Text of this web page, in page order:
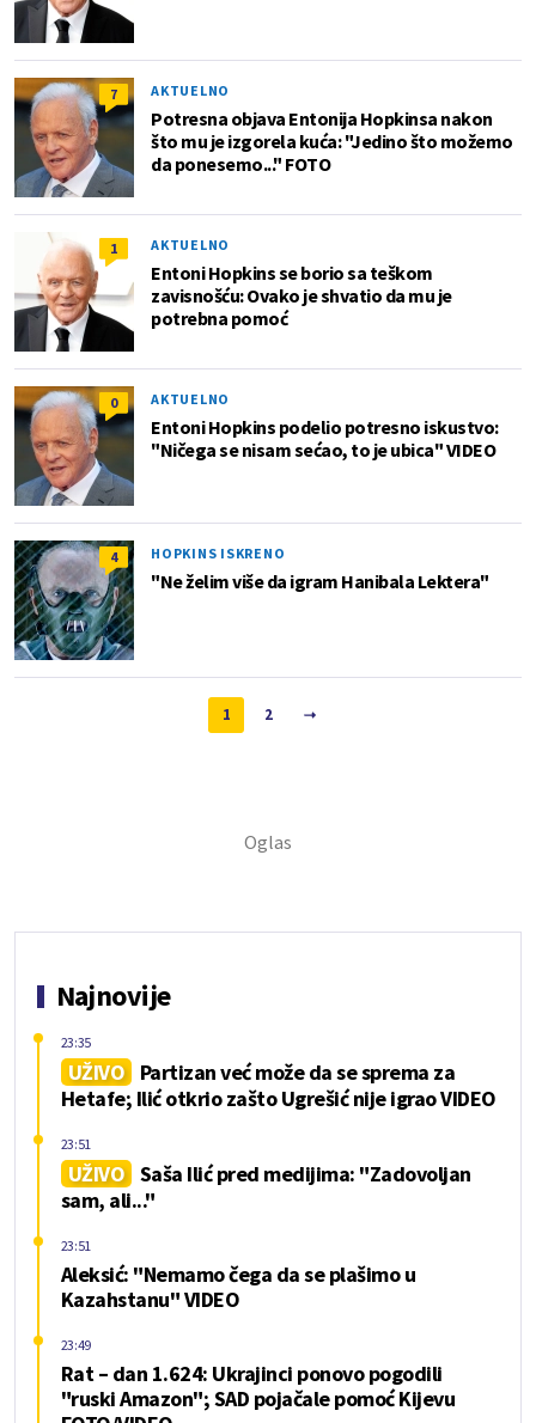
7 AKTUELNO
Potresna objava Entonija Hopkinsa nakon
što mu je izgorela kuća: "Jedino što možemo
da ponesemo..." FOTO
1 AKTUELNO
Entoni Hopkins se borio sa teškom
zavisnošću: Ovako je shvatio da mu je
potrebna pomoć
0 AKTUELNO
Entoni Hopkins podelio potresno iskustvo:
"Ničega se nisam sećao, to je ubica" VIDEO
4 HOPKINS ISKRENO
"Ne želim više da igram Hanibala Lektera"
1 2
Najnovije
UŽIVO
Partizan već može da se sprema za
Hetafe; Ilić otkrio zašto Ugrešić nije igrao VIDEO
23:35
UŽIVO Saša Ilić pred medijima: "Zadovoljan
sam, ali..."
23:51
Aleksić: "Nemamo čega da se plašimo u
Kazahstanu" VIDEO
23:51
Rat – dan 1.624: Ukrajinci ponovo pogodili
"ruski Amazon"; SAD pojačale pomoć Kijevu
23:49